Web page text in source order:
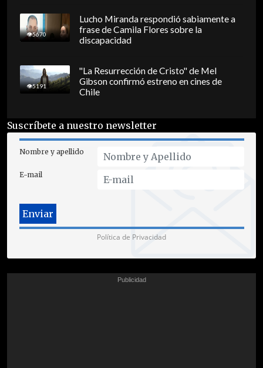
5670
Lucho Miranda respondió sabiamente a
frase de Camila Flores sobre la
discapacidad
5191
"La Resurrección de Cristo" de Mel
Gibson confirmó estreno en cines de
Chile
Suscríbete a nuestro newsletter
Nombre y apellido
E-mail
Política de Privacidad